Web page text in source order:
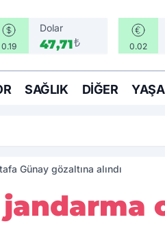
0.19
Dolar
47,71₺ 0.02
SAĞLIK DIĞER
Günay gözaltına alındı